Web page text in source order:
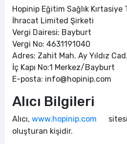
Hopinip Eğitim Sağlık
İhracat Limited Şirketi
Vergi Dairesi: Bayburt
Vergi No: 4631191040
Adres: Zahit Mah. Ay Yıldız
İç Kapı No:1 Merkez/Bayburt
E-posta: info@hopinip.com
Alıcı Bilgileri
Alıcı, www.hopinip.com
oluşturan kişidir.